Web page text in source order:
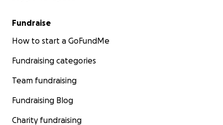
Fundraise
How to start a GoFundMe
Fundraising categories
Team fundraising
Fundraising Blog
Charity fundraising